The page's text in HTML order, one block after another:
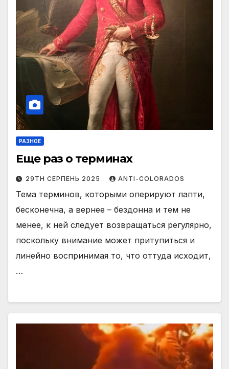
РАЗНОЕ
Еще раз о терминах
29TH СЕРПЕНЬ 2025 ANTI-COLORADOS
Тема терминов, которыми оперируют лапти,
бесконечна, а вернее – бездонна и тем не
менее, к ней следует возвращаться регулярно,
поскольку внимание может притупиться и
линейно воспринимая то, что оттуда исходит,
…